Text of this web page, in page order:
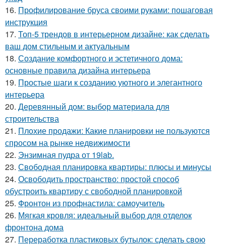
16. Профилирование бруса своими руками: пошаговая
инструкция
17. Топ-5 трендов в интерьерном дизайне: как сделать
ваш дом стильным и актуальным
18. Создание комфортного и эстетичного дома:
основные правила дизайна интерьера
19. Простые шаги к созданию уютного и элегантного
интерьера
20. Деревянный дом: выбор материала для
строительства
21. Плохие продажи: Какие планировки не пользуются
спросом на рынке недвижимости
22. Энзимная пудра от 19lab.
23. Свободная планировка квартиры: плюсы и минусы
24. Освободить пространство: простой способ
обустроить квартиру с свободной планировкой
25. Фронтон из профнастила: самоучитель
26. Мягкая кровля: идеальный выбор для отделок
фронтона дома
27. Переработка пластиковых бутылок: сделать свою